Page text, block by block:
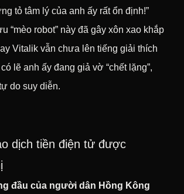
tỏ tâm lý của anh ấy rất ổn định!”
“mèo robot” này đã gây xôn xao khắp
Vitalik vẫn chưa lên tiếng giải thích
lẽ anh ấy đang giả vờ “chết lặng”,
do suy diễn.
dịch tiền điện tử được
đầu của người dân Hồng Kông